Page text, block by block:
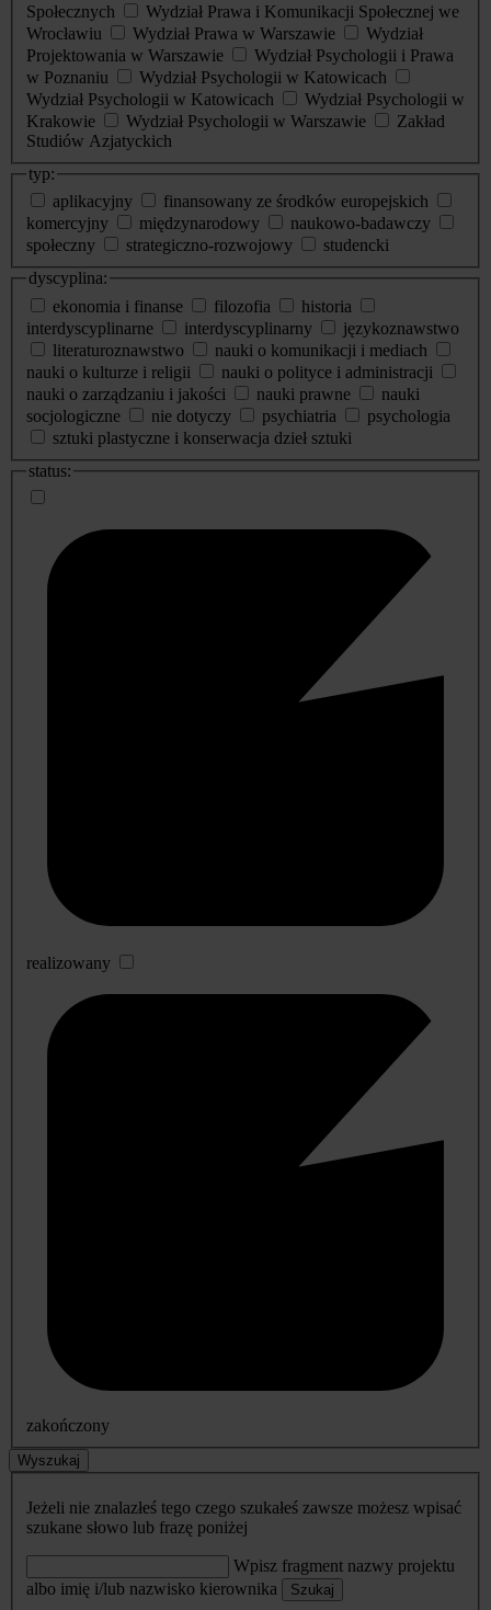
Społecznych
Wydział Prawa i Komunikacji Społecznej we
Wrocławiu
Wydział Prawa w Warszawie
Wydział
Projektowania w Warszawie
Wydział Psychologii i Prawa
w Poznaniu
Wydział Psychologii w Katowicach
Wydział Psychologii w Katowicach
Wydział Psychologii w
Krakowie
Wydział Psychologii w Warszawie
Zakład
Studiów Azjatyckich
typ:
aplikacyjny
finansowany ze środków europejskich
komercyjny
międzynarodowy
naukowo-badawczy
społeczny
strategiczno-rozwojowy
studencki
dyscyplina:
ekonomia i finanse
filozofia
historia
interdyscyplinarne
interdyscyplinarny
językoznawstwo
literaturoznawstwo
nauki o komunikacji i mediach
nauki o kulturze i religii
nauki o polityce i administracji
nauki o zarządzaniu i jakości
nauki prawne
nauki
socjologiczne
nie dotyczy psychiatria
psychologia
sztuki plastyczne i konserwacja dzieł sztuki
status:
realizowany
zakończony
Wyszukaj
Jeżeli nie znalazłeś tego czego szukałeś zawsze możesz wpisać
szukane słowo lub frazę poniżej
Wpisz fragment nazwy projektu
albo imię i/lub nazwisko kierownika
Szukaj